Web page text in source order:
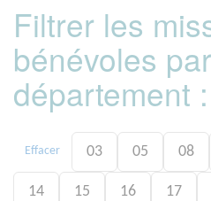
Filtrer les
bénévoles par
département :
Effacer 03 05 08
14 15 16 17